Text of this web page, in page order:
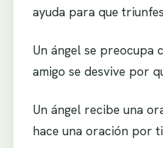
ayuda para que
Un ángel se preocupa
amigo se desvive por
Un ángel recibe una
hace una oración por